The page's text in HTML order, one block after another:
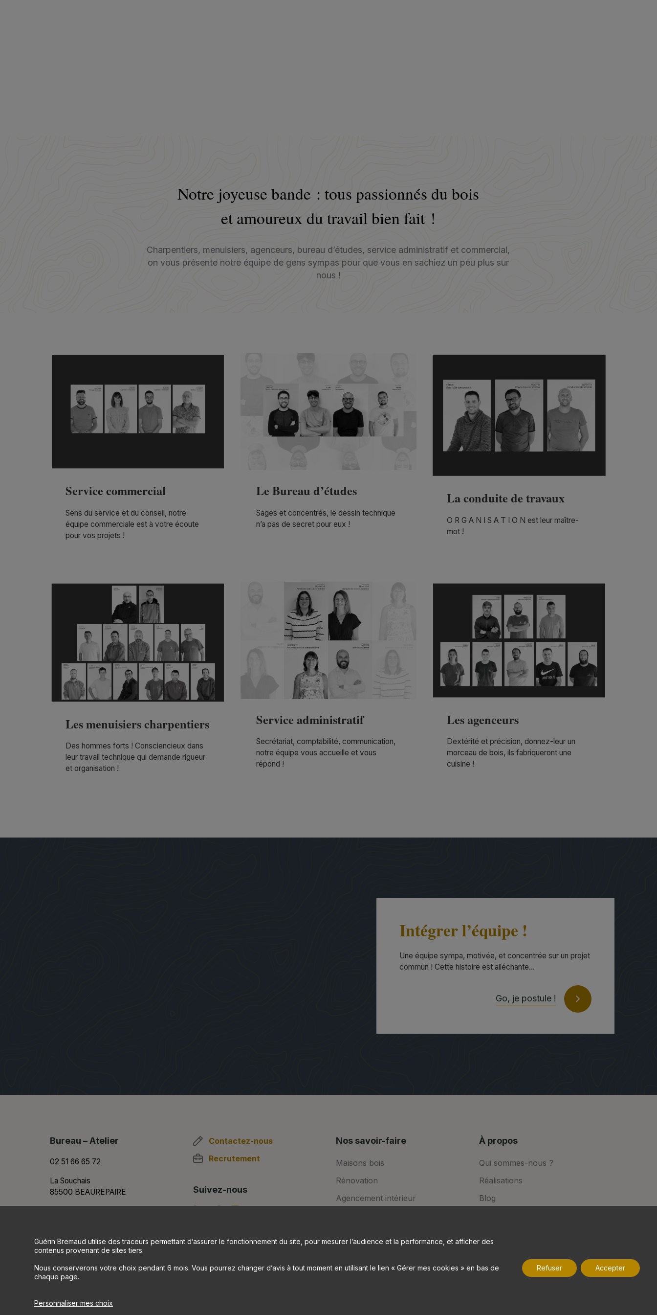
Notre joyeuse bande : tous passionnés du bois
et amoureux du travail bien fait !
Charpentiers, menuisiers, agenceurs, bureau d’études, service administratif et commercial,
on vous présente notre équipe de gens sympas pour que vous en sachiez un peu plus sur
nous !
Service commercial
Sens du service et du conseil, notre
équipe commerciale est à votre écoute
pour vos projets !
Le Bureau d’études
Sages et concentrés, le dessin technique
n’a pas de secret pour eux !
La conduite de travaux
O R G A N I S A T I O N est leur maître-
mot !
Les menuisiers charpentiers
Des hommes forts ! Consciencieux dans
leur travail technique qui demande rigueur
et organisation !
Service administratif
Secrétariat, comptabilité, communication,
notre équipe vous accueille et vous
répond !
Les agenceurs
Dextérité et précision, donnez-leur un
morceau de bois, ils fabriqueront une
cuisine !
Intégrer l’équipe !
Une équipe sympa, motivée, et concentrée sur un projet
commun ! Cette histoire est alléchante…
Go, je postule !
Bureau – Atelier
02 51 66 65 72
La Souchais
85500 BEAUREPAIRE
2 Grand Rue Sainte-Blaise
Contactez-nous
Recrutement
Suivez-nous
Nos savoir-faire
Maisons bois
Rénovation
Agencement intérieur
À propos
Qui sommes-nous ?
Réalisations
Blog
Guérin Bremaud utilise des traceurs permettant d’assurer le fonctionnement du site, pour mesurer l’audience et la performance, et afficher des
contenus provenant de sites tiers.
Nous conserverons votre choix pendant 6 mois. Vous pourrez changer d’avis à tout moment en utilisant le lien « Gérer mes cookies » en bas de
chaque page.
Personnaliser mes choix
Accepter
Refuser